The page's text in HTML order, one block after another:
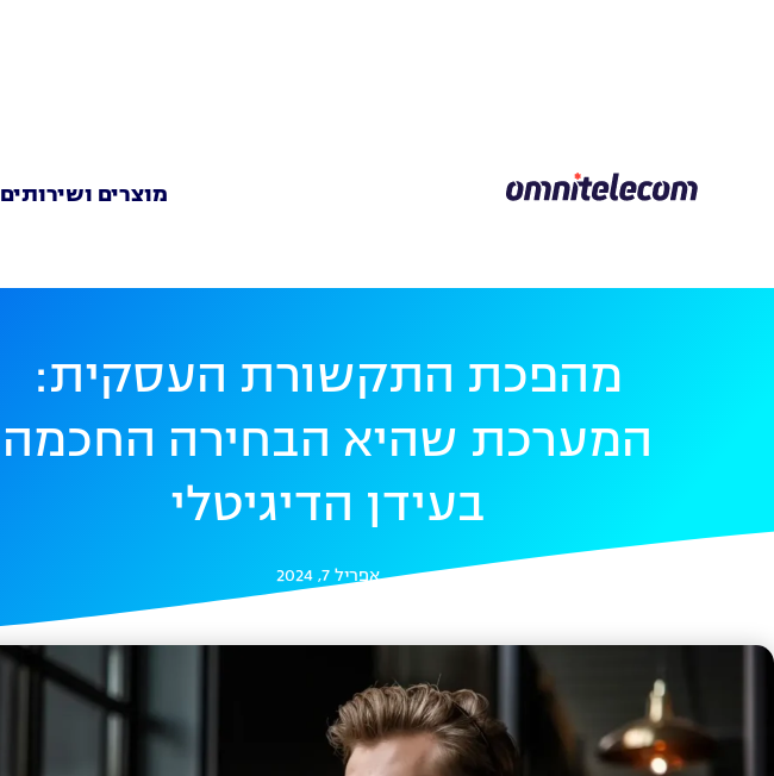
מוצרים ושירותים
מהפכת התקשורת העסקית:
המערכת שהיא הבחירה החכמה
בעידן הדיגיטלי
אפריל 7, 2024